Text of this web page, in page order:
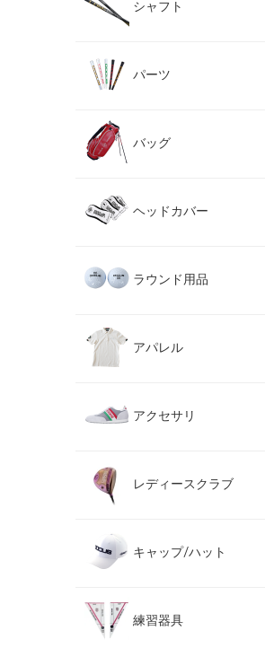
シャフト
パーツ
バッグ
ヘッドカバー
ラウンド用品
アパレル
アクセサリ
レディースクラブ
キャップ/ハット
練習器具